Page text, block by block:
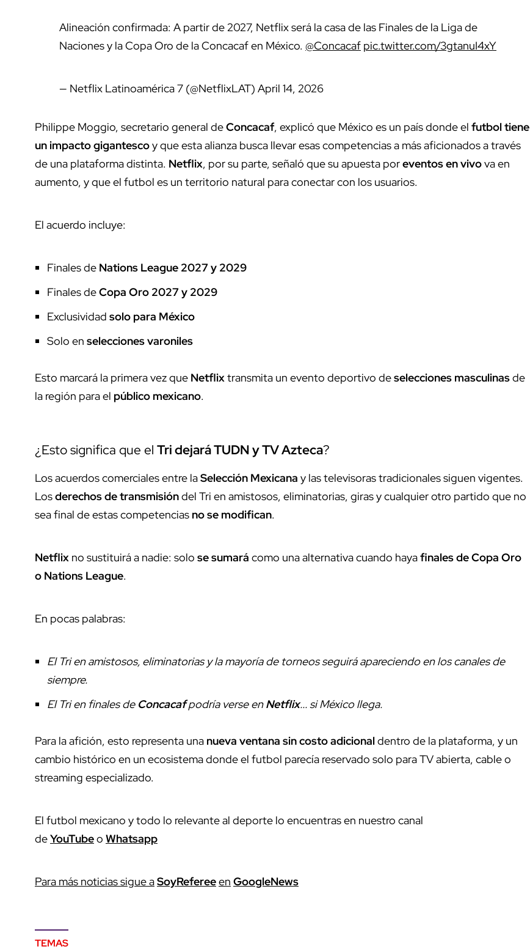
Alineación confirmada: A partir de 2027, Netflix será la casa de las Finales de la Liga de
Naciones y la Copa Oro de la Concacaf en México. @Concacaf pic.twitter.com/3gtanuI4xY
— Netflix Latinoamérica 7 (@NetflixLAT) April 14, 2026
Philippe Moggio, secretario general deConcacaf, explicó que México es un país donde el futbol tiene
un impacto gigantescoy que esta alianza busca llevar esas competencias a más aficionados a través
de una plataforma distinta. Netflix, por su parte, señaló que su apuesta poreventos en vivova en
aumento, y que el futbol es un territorio natural para conectar con los usuarios.
El acuerdo incluye:
Finales de Nations League 2027 y 2029
Finales deCopa Oro 2027 y 2029
Exclusividad solo para México
Solo en selecciones varoniles
Esto marcará la primera vez que Netflix transmita un evento deportivo deselecciones masculinasde
la región para el público mexicano.
¿Esto significa que el Tri dejará TUDN y TV Azteca?
Los acuerdos comerciales entre laSelección Mexicana y las televisoras tradicionales siguen vigentes.
Losderechos de transmisióndel Tri en amistosos, eliminatorias, giras y cualquier otro partido que no
sea final de estas competencias no se modifican.
Netflix no sustituirá a nadie: solo se sumará como una alternativa cuando hayafinales de Copa Oro
o Nations League.
En pocas palabras:
El Tri en amistosos, eliminatorias y la mayoría de torneos seguirá apareciendo en los canales de
siempre.
El Tri en finales de Concacafpodría verse enNetflix... si México llega.
Para la afición, esto representa una nueva ventana sin costo adicionaldentro de la plataforma, y un
cambio histórico en un ecosistema donde el futbol parecía reservado solo para TV abierta, cable o
streaming especializado.
El futbol mexicano y todo lo relevante al deporte lo encuentras en nuestro canal
deYouTubeo Whatsapp
Para más noticias sigue aSoyRefereeen GoogleNews
TEMAS